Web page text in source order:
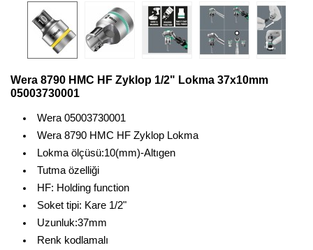
Wera 8790 HMC HF Zyklop 1/2" Lokma 37x10mm
05003730001
Wera 05003730001
Wera 8790 HMC HF Zyklop Lokma
Lokma ölçüsü:10(mm)-Altıgen
Tutma özelliği
HF: Holding function
Soket tipi: Kare 1/2"
Uzunluk:37mm
Renk kodlamalı